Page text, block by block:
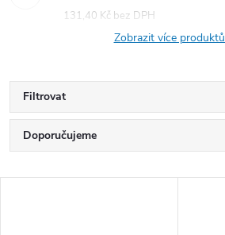
131,40 Kč bez DPH
Zobrazit více produktů
Filtrovat
Ř
a
Doporučujeme